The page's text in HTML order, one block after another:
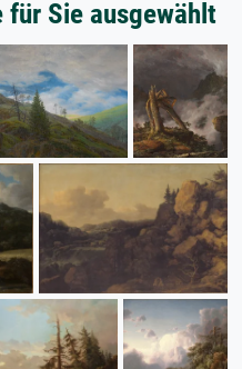
für Sie ausgewählt